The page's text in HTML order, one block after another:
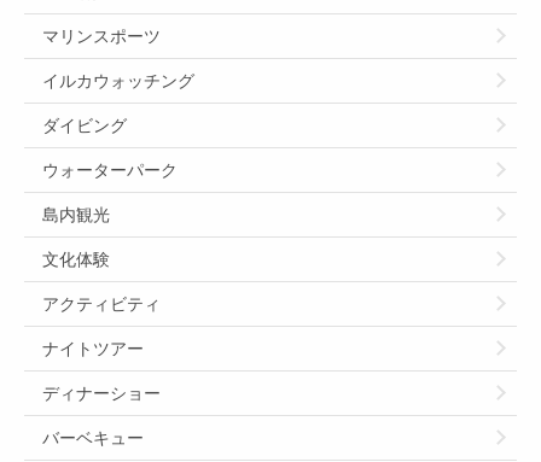
マリンスポーツ
イルカウォッチング
ダイビング
ウォーターパーク
島内観光
文化体験
アクティビティ
ナイトツアー
ディナーショー
バーベキュー